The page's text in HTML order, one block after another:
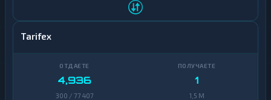
Tarifex
4,936
300 / 77 407
1
1,5 M